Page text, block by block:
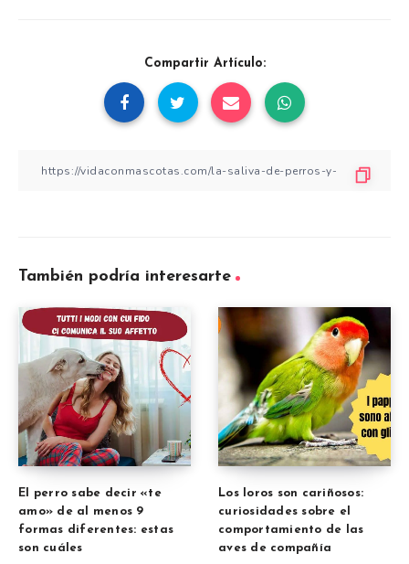
Compartir Artículo:
También podría interesarte
El perro sabe decir «te
amo» de al menos 9
formas diferentes: estas
son cuáles
Los loros son cariñosos:
curiosidades sobre el
comportamiento de las
aves de compañía